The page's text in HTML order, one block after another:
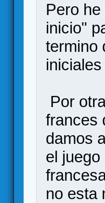
Pero
inicio"
termino
Por
frances
damos
el
no esta